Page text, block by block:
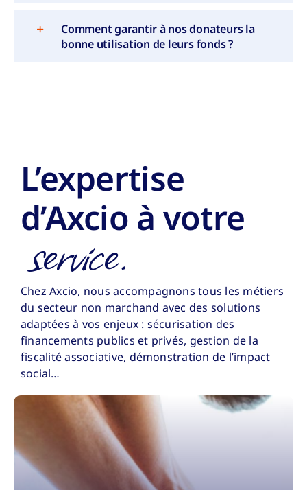
Comment garantir à nos donateurs la
bonne utilisation de leurs fonds ?
L’expertise
d’Axcio à votre
service.
Chez Axcio, nous accompagnons tous les métiers
du secteur non marchand avec des solutions
adaptées à vos enjeux : sécurisation des
financements publics et privés, gestion de la
fiscalité associative, démonstration de l’impact
social…